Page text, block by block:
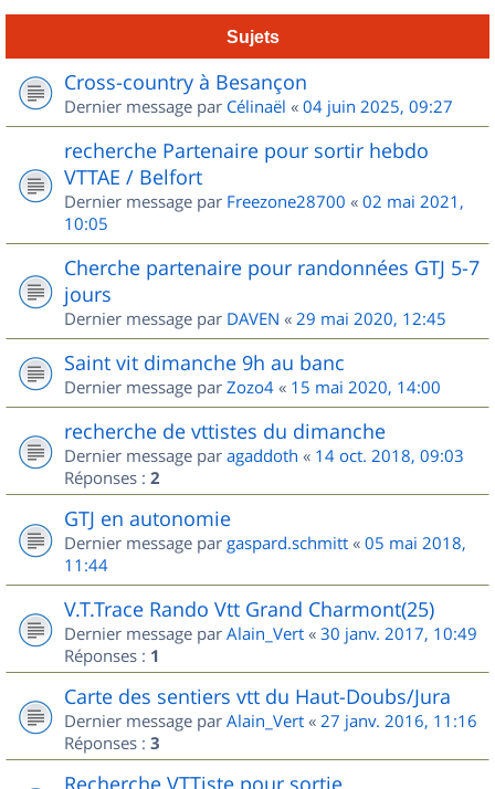
Sujets
Cross-country à Besançon
Dernier message par Célinaël « 04 juin 2025, 09:27
recherche Partenaire pour sortir hebdo
VTTAE / Belfort
Dernier message par Freezone28700 « 02 mai 2021,
10:05
Cherche partenaire pour randonnées GTJ 5-7
jours
Dernier message par DAVEN « 29 mai 2020, 12:45
Saint vit dimanche 9h au banc
Dernier message par Zozo4 « 15 mai 2020, 14:00
recherche de vttistes du dimanche
Dernier message par agaddoth « 14 oct. 2018, 09:03
Réponses : 2
GTJ en autonomie
Dernier message par gaspard.schmitt « 05 mai 2018,
11:44
V.T.Trace Rando Vtt Grand Charmont(25)
Dernier message par Alain_Vert « 30 janv. 2017, 10:49
Réponses : 1
Carte des sentiers vtt du Haut-Doubs/Jura
Dernier message par Alain_Vert « 27 janv. 2016, 11:16
Réponses : 3
Recherche VTTiste pour sortie